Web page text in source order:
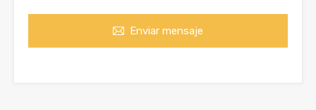
Enviar mensaje